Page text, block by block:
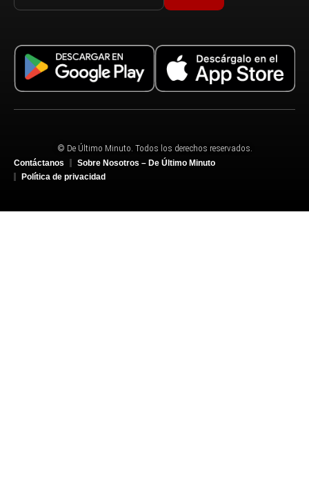
© De Último Minuto. Todos los derechos reservados.
Contáctanos
Sobre Nosotros – De Último Minuto
Política de privacidad